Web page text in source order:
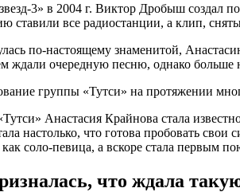
3» в 2004 г. Виктор Дробыш
все радиостанции, а клип,
по-настоящему знаменитой,
ждали очередную песню, однако
группы «Тутси» на протяжении
Анастасия Крайнова стала
настолько, что готова пробовать
соло-певица, а вскоре стала первым
что ждала